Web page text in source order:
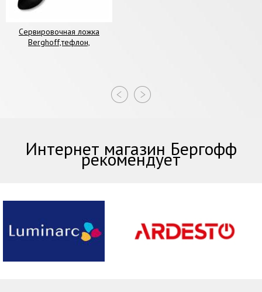
Сервировочная ложка
Berghoff,тефлон,
Интернет магазин Бергофф
рекомендует